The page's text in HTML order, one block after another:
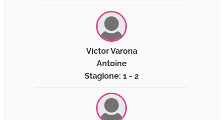
Víctor Varona
Antoine
Stagione: 1 - 2